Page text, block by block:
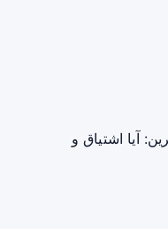
آیا اشتیاق و